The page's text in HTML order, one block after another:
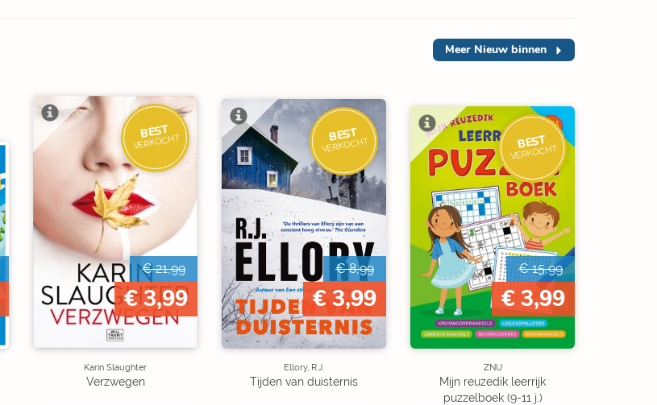
Meer Nieuw binnen
BEST
VERKOCHT
€ 21,99
€ 3,99
Karin Slaughter
Verzwegen
BEST
VERKOCHT
€ 8,99
€ 3,99
Ellory, R.J.
Tijden van duisternis
BEST
VERKOCHT
€ 15,99
€ 3,99
ZNU
Mijn reuzedik leerrijk
puzzelboek (9-11 j.)